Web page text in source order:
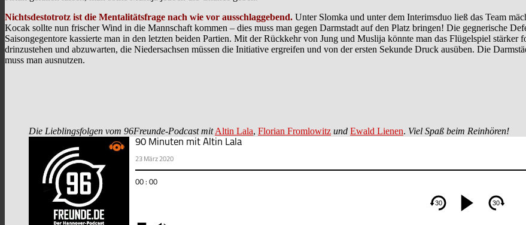
Nichtsdestotrotz ist die Mentalitätsfrage nach wie vor ausschlaggebend. Unter Slomka und unter dem Interimsduo ließ das Team
Kocak sollte nun frischer Wind in die Mannschaft kommen – dies muss man gegen Darmstadt auf den Platz bringen! Die gegnerische
Saisongegentore kassierte man in den letzten beiden Partien. Mit der Rückkehr von Jung und Muslija könnte man das Flügelspiel stärker
drinzustehen und abzuwarten, die Niedersachsen müssen die Initiative ergreifen und von der ersten Sekunde Druck ausüben. Die
muss man ausnutzen.
Die Lieblingsfolgen vom 96Freunde-Podcast mit Altin Lala, Florian Fromlowitz und Ewald Lienen. Viel Spaß beim Reinhören!